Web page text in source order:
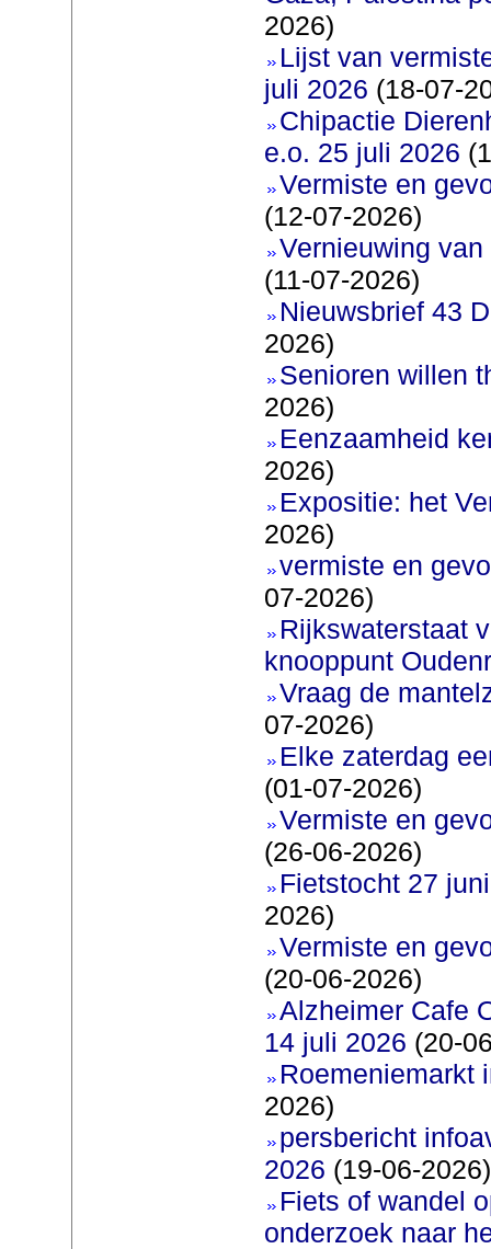
2026)
Lijst van
juli 2026 (18-07-
Chipactie
e.o. 25 juli 2026
Vermiste en
(12-07-2026)
Vernieuwing
(11-07-2026)
Nieuwsbrief 43
2026)
Senioren willen
2026)
Eenzaamheid
2026)
Expositie: het
2026)
vermiste en
07-2026)
Rijkswaterstaat
knooppunt
Vraag de
07-2026)
Elke zaterdag
(01-07-2026)
Vermiste en
(26-06-2026)
Fietstocht 27
2026)
Vermiste en
(20-06-2026)
Alzheimer Cafe
14 juli 2026 (20-
Roemeniemarkt
2026)
persbericht
2026 (19-06-2026)
Fiets of wandel
onderzoek naar